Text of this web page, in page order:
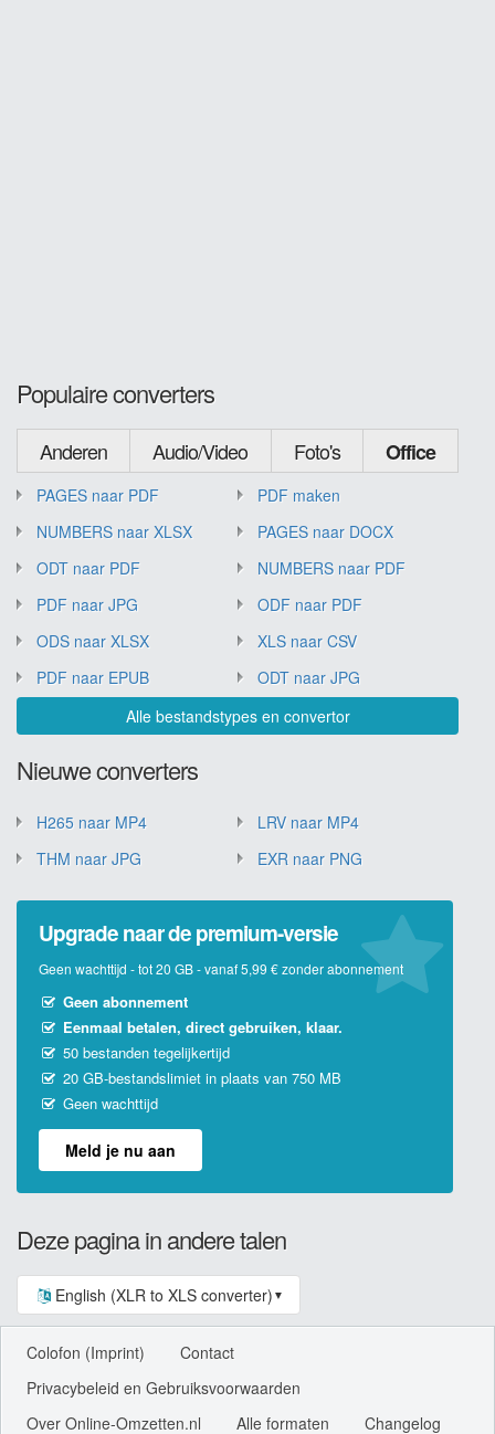
Populaire converters
Anderen Audio/Video Foto's Office
PAGES naar PDF
PDF maken
NUMBERS naar XLSX
PAGES naar DOCX
ODT naar PDF
NUMBERS naar PDF
PDF naar JPG
ODF naar PDF
ODS naar XLSX
XLS naar CSV
PDF naar EPUB
ODT naar JPG
Alle bestandstypes en convertor
Nieuwe converters
H265 naar MP4
LRV naar MP4
THM naar JPG
EXR naar PNG
Upgrade naar de premium-versie
Geen wachttijd - tot 20 GB - vanaf 5,99 € zonder abonnement
Geen abonnement
Eenmaal betalen, direct gebruiken, klaar.
50 bestanden tegelijkertijd
20 GB-bestandslimiet in plaats van 750 MB
Geen wachttijd
Meld je nu aan
Deze pagina in andere talen
English (XLR to XLS converter) ▼
Colofon (Imprint)
Contact
Privacybeleid en Gebruiksvoorwaarden
Over Online-Omzetten.nl
Alle formaten Changelog